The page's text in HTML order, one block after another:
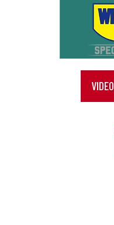
VIDEO